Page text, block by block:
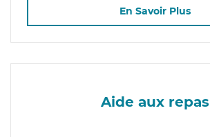
En Savoir Plus
Aide aux repas